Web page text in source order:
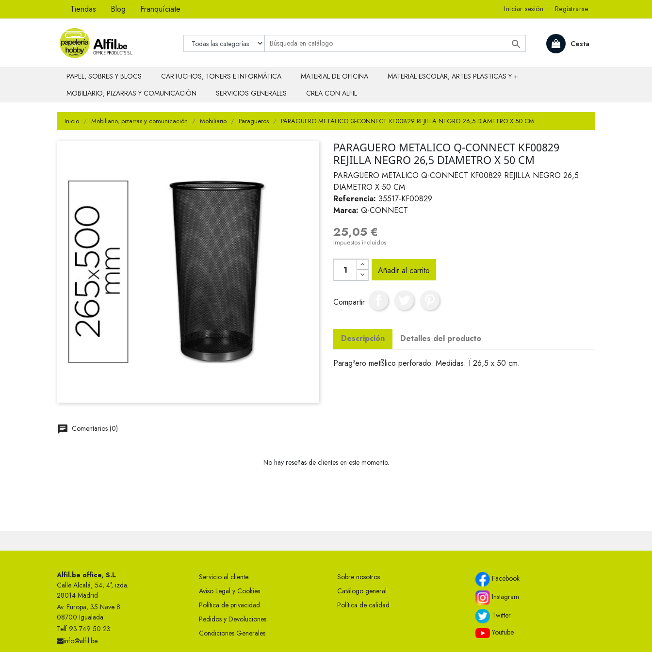
Tiendas Blog Franquíciate Iniciar sesión · Registrarse
Cesta

PAPEL, SOBRES Y BLOCS CARTUCHOS, TONERS E INFORMÁTICA MATERIAL DE OFICINA
MATERIAL ESCOLAR, ARTES PLASTICAS Y +
MOBILIARIO, PIZARRAS Y COMUNICACIÓN
SERVICIOS GENERALES CREA CON ALFIL
Inicio Mobiliario, pizarras y comunicación Mobiliario Paragueros PARAGUERO METALICO Q-CONNECT KF00829 REJILLA NEGRO 26,5 DIAMETRO X 50 CM
PARAGUERO METALICO Q-CONNECT KF00829
REJILLA NEGRO 26,5 DIAMETRO X 50 CM
PARAGUERO METALICO Q-CONNECT KF00829 REJILLA NEGRO 26,5
DIAMETRO X 50 CM
Referencia: 35517-KF00829
Marca: Q-CONNECT
25,05 €
Impuestos incluidos
Añadir al carrito
Compartir
Descripción Detalles del producto
Parag³ero metßlico perforado. Medidas: Ï 26,5 x 50 cm.
Comentarios (0)
No hay reseñas de clientes en este momento.
Alfil.be office, S.L
Calle Alcalá, 54, 4°, izda.
28014 Madrid
Av. Europa, 35 Nave 8
08700 Igualada
Telf 93 749 50 23
info@alfil.be
Servicio al cliente
Aviso Legal y Cookies
Política de privacidad
Pedidos y Devoluciones
Condiciones Generales
Sobre nosotros
Catálogo general
Política de calidad
Facebook
Instagram
Twitter
Youtube